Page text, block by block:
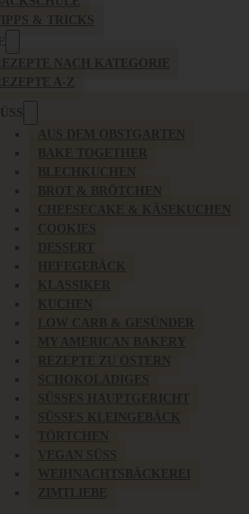
TIPPS & TRICKS
NACH KATEGORIE
A-Z